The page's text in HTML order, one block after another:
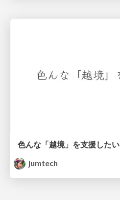
色んな「越境」を支援したい
jumtech